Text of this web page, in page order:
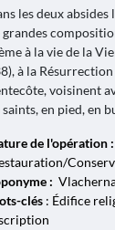
les deux
grandes
à la vie de la
à la
voisinent
saints, en pied, en
de l'opération :
:
clés: Édifice